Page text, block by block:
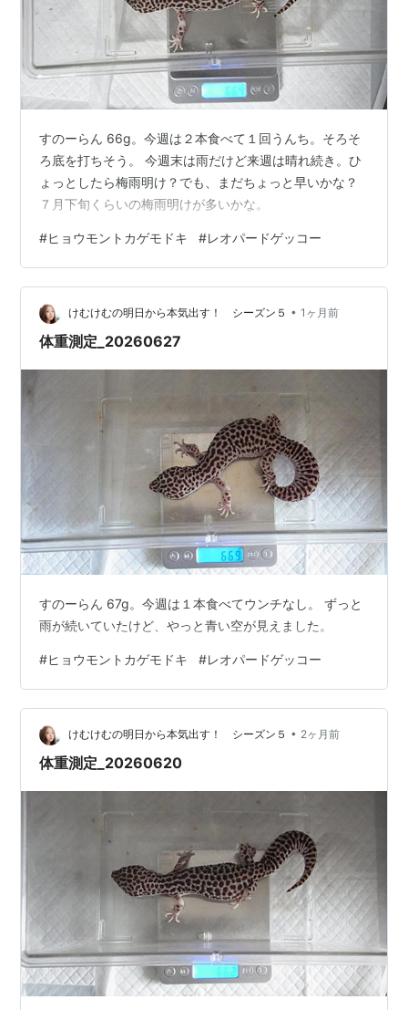
すのーらん 66g。今週は２本食べて１回うんち。そろそ
ろ底を打ちそう。 今週末は雨だけど来週は晴れ続き。ひ
ょっとしたら梅雨明け？でも、まだちょっと早いかな？
７月下旬くらいの梅雨明けが多いかな。
#ヒョウモントカゲモドキ #レオパードゲッコー
けむけむの明日から本気出す！ シーズン５ • 1ヶ月前
体重測定_20260627
すのーらん 67g。今週は１本食べてウンチなし。 ずっと
雨が続いていたけど、やっと青い空が見えました。
#ヒョウモントカゲモドキ #レオパードゲッコー
けむけむの明日から本気出す！ シーズン５ • 2ヶ月前
体重測定_20260620